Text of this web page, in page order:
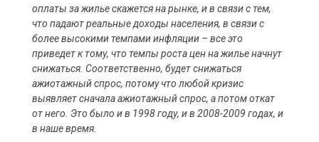
оплаты за жилье скажется на рынке, и в связи с тем,
что падают реальные доходы населения, в связи с
более высокими темпами инфляции – все это
приведет к тому, что темпы роста цен на жилье начнут
снижаться. Соответственно, будет снижаться
ажиотажный спрос, потому что любой кризис
выявляет сначала ажиотажный спрос, а потом откат
от него. Это было и в 1998 году, и в 2008-2009 годах, и
в наше время.